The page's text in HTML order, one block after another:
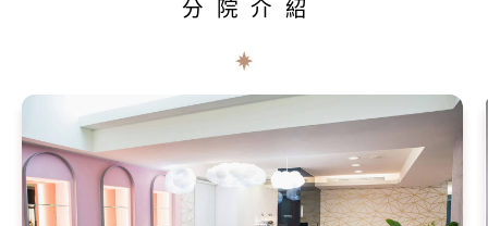
分院介紹